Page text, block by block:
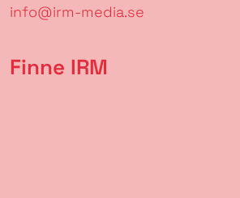
info@irm-media.se
Finne IRM